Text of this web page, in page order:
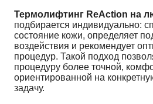
Термолифтинг ReAction на
подбирается индивидуально:
состояние кожи, определяет
воздействия и рекомендует
процедур. Такой подход
процедуру более точной,
ориентированной на
задачу.